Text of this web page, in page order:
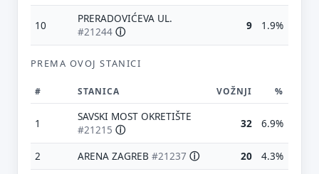
10
PRERADOVIĆEVA UL.
#21244 ⓘ 9 1.9%
PREMA OVOJ STANICI
# STANICA VOŽNJI %
1
SAVSKI MOST OKRETIŠTE
#21215 ⓘ 32 6.9%
2 ARENA ZAGREB #21237 ⓘ 20 4.3%